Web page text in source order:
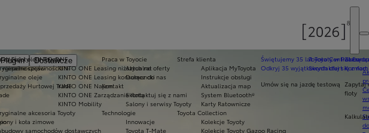
in
Dostawcze
Toyoty
Świętujemy 35 lat Toyoty w Polsce
Odkryj 35 wyjątkowych ofert
Umów się na jazdę testową
in
Praca w Toyocie
Aktualne oferty
Dołącz do nas
Kontakt
Skontaktuj się z nami
Salony i serwisy Toyoty
Technologie
Innowacje
Toyota T-Mate
Toyota Central
Skontaktuj się z
KINTO ONE
KINTO ONE Leasing niższych rat
KINTO ONE Leasing konsumencki
KINTO ONE Najem
KINTO ONE Zarządzanie flotą
KINTO Mobility
Komfort
Zapytaj
floty
części i oleje Toyoty
części
oleje
Hurtowej Trade
akcesoria Toyoty
i koła zimowe
samochodów dostawczych
Strefa klienta
Aplikacja MyToyota
Instrukcje obsługi
Aktualizacja map
System Bluetooth®
Karty Ratownicze
Toyota Collection
Kolekcje Toyoty
Kolekcje Toyoty Gazoo Racing